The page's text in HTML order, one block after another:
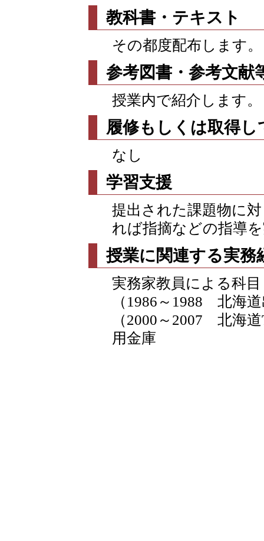
教科書・テキスト
その都度配布します。
参考図書・参考文献
授業内で紹介します。
履修もしくは取得
なし
学習支援
提出された課題物に
れば指摘などの指導
授業に関連する実務
実務家教員による科
（1986～1988 北海
（2000～2007 北海
用金庫